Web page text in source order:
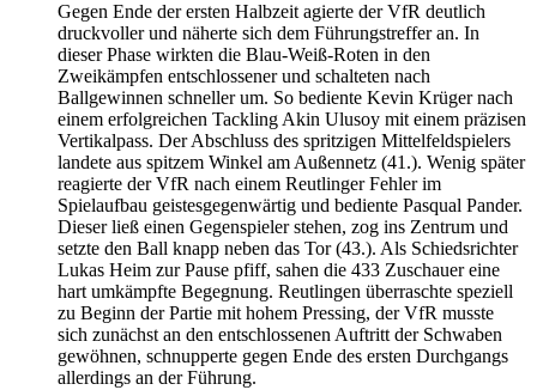
Gegen Ende der ersten Halbzeit agierte der VfR deutlich
druckvoller und näherte sich dem Führungstreffer an. In
dieser Phase wirkten die Blau-Weiß-Roten in den
Zweikämpfen entschlossener und schalteten nach
Ballgewinnen schneller um. So bediente Kevin Krüger nach
einem erfolgreichen Tackling Akin Ulusoy mit einem präzisen
Vertikalpass. Der Abschluss des spritzigen Mittelfeldspielers
landete aus spitzem Winkel am Außennetz (41.). Wenig später
reagierte der VfR nach einem Reutlinger Fehler im
Spielaufbau geistesgegenwärtig und bediente Pasqual Pander.
Dieser ließ einen Gegenspieler stehen, zog ins Zentrum und
setzte den Ball knapp neben das Tor (43.). Als Schiedsrichter
Lukas Heim zur Pause pfiff, sahen die 433 Zuschauer eine
hart umkämpfte Begegnung. Reutlingen überraschte speziell
zu Beginn der Partie mit hohem Pressing, der VfR musste
sich zunächst an den entschlossenen Auftritt der Schwaben
gewöhnen, schnupperte gegen Ende des ersten Durchgangs
allerdings an der Führung.